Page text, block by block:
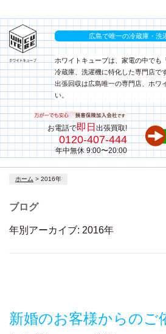
広島で唯一の冷蔵庫・洗
ホワイトキューブは、家電の中でも
冷蔵庫、洗濯機に特化した専門店で
出張回収は広島唯一の専門店、ホワ
い。
お電話で即日出張買取!
0120-407-444
年中無休 9:00〜20:00
コ
ホーム > 2016年
ブログ
年別アーカイブ: 2016年
新婚のお客様からのご